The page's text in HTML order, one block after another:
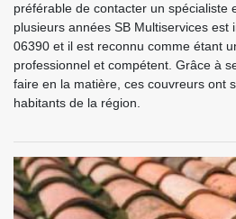
préférable de contacter un spécialiste
plusieurs années SB Multiservices est
06390 et il est reconnu comme étant
professionnel et compétent. Grâce à
faire en la matière, ces couvreurs ont
habitants de la région.